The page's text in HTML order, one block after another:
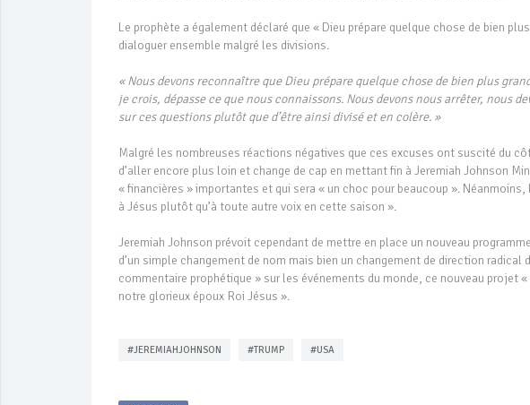
Le prophète a également déclaré que « Dieu prépare quelque chose de bien
dialoguer ensemble malgré les divisions.
« Nous devons reconnaître que Dieu prépare quelque chose de bien plus
je crois, dépasse ce que nous connaissons. Nous devons nous arrêter, nous
sur ces questions plutôt que d’être ainsi divisé et en colère. »
Malgré les nombreuses réactions négatives que ces excuses ont suscité du
d’aller encore plus loin et change de cap en mettant fin à Jeremiah Johnson
« financières » importantes et qui sera « un choc pour beaucoup ».
à Jésus plutôt qu’à toute autre voix en cette saison ».
Jeremiah Johnson prévoit cependant de mettre en place un nouveau
d’un simple changement de nom mais bien un changement de direction
commentaire prophétique » sur les événements du monde, ce nouveau projet
notre glorieux époux Roi Jésus ».
#JEREMIAHJOHNSON #TRUMP #USA